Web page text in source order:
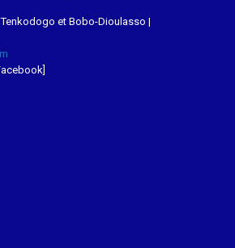
et Bobo-Dioulasso |